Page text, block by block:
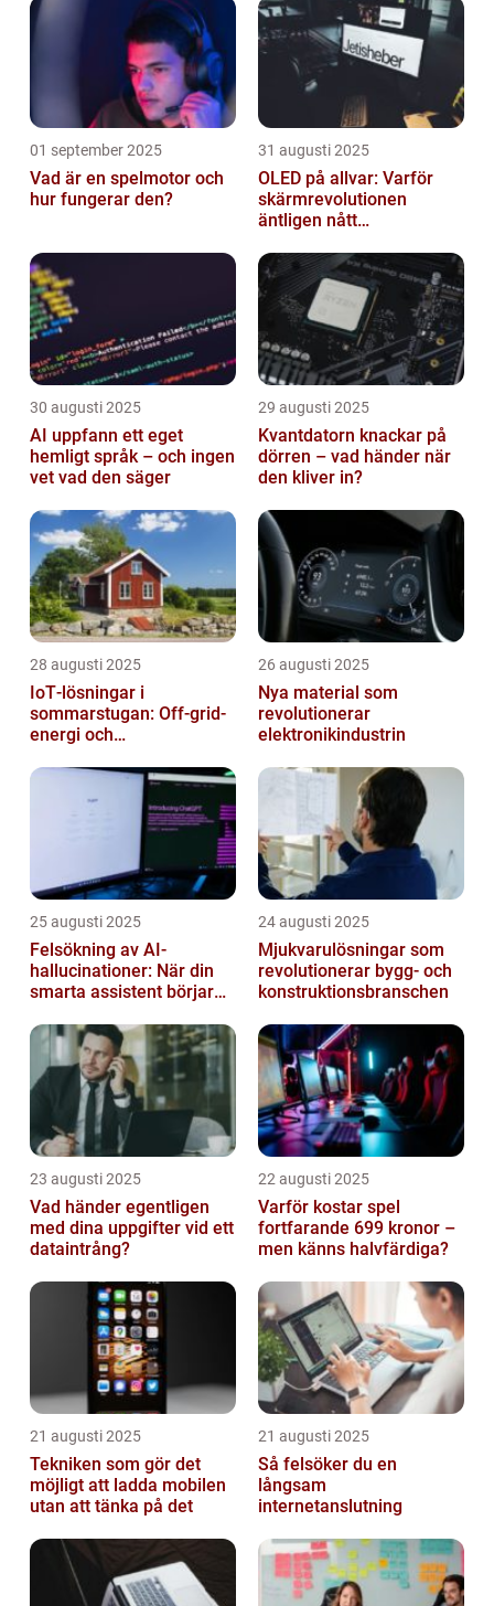
01 september 2025
Vad är en spelmotor och
hur fungerar den?
31 augusti 2025
OLED på allvar: Varför
skärmrevolutionen
äntligen nått
30 augusti 2025
AI uppfann ett eget
hemligt språk – och ingen
vet vad den säger
29 augusti 2025
Kvantdatorn knackar på
dörren – vad händer när
den kliver in?
28 augusti 2025
IoT‑lösningar i
sommarstugan: Off‑grid-
energi och
26 augusti 2025
Nya material som
revolutionerar
elektronikindustrin
25 augusti 2025
Felsökning av AI-
hallucinationer: När din
smarta assistent börjar
24 augusti 2025
Mjukvarulösningar som
revolutionerar bygg- och
konstruktionsbranschen
23 augusti 2025
Vad händer egentligen
med dina uppgifter vid ett
dataintrång?
22 augusti 2025
Varför kostar spel
fortfarande 699 kronor –
men känns halvfärdiga?
21 augusti 2025
Tekniken som gör det
möjligt att ladda mobilen
utan att tänka på det
21 augusti 2025
Så felsöker du en
långsam
internetanslutning